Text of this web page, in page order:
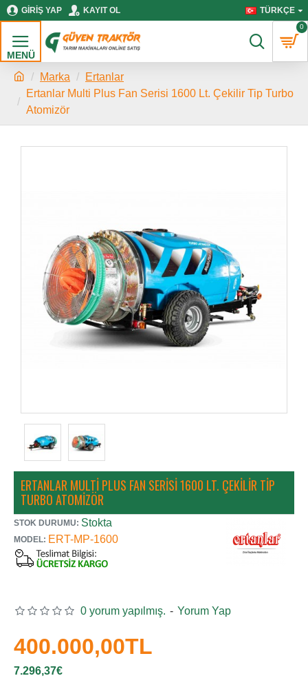
GIRIŞ YAP KAYIT OL TÜRKÇE
0
Marka
Ertanlar
Ertanlar Multi Plus Fan Serisi 1600 Lt. Çekilir Tip Turbo
Atomizör
ERTANLAR MULTI PLUS FAN SERISI 1600 LT. ÇEKILIR TIP
TURBO ATOMIZÖR
STOK DURUMU: Stokta
MODEL: ERT-MP-1600
0 yorum yapılmış. - Yorum Yap
400.000,00TL
7.296,37€